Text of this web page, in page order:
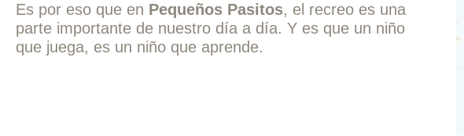
Es por eso que en Pequeños Pasitos, el recreo es una
parte importante de nuestro día a día. Y es que un niño
que juega, es un niño que aprende.